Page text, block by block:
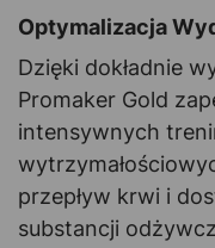
Optymalizacja
Dzięki dokładnie
Promaker Gold
intensywnych
przepływ krwi i
substancji